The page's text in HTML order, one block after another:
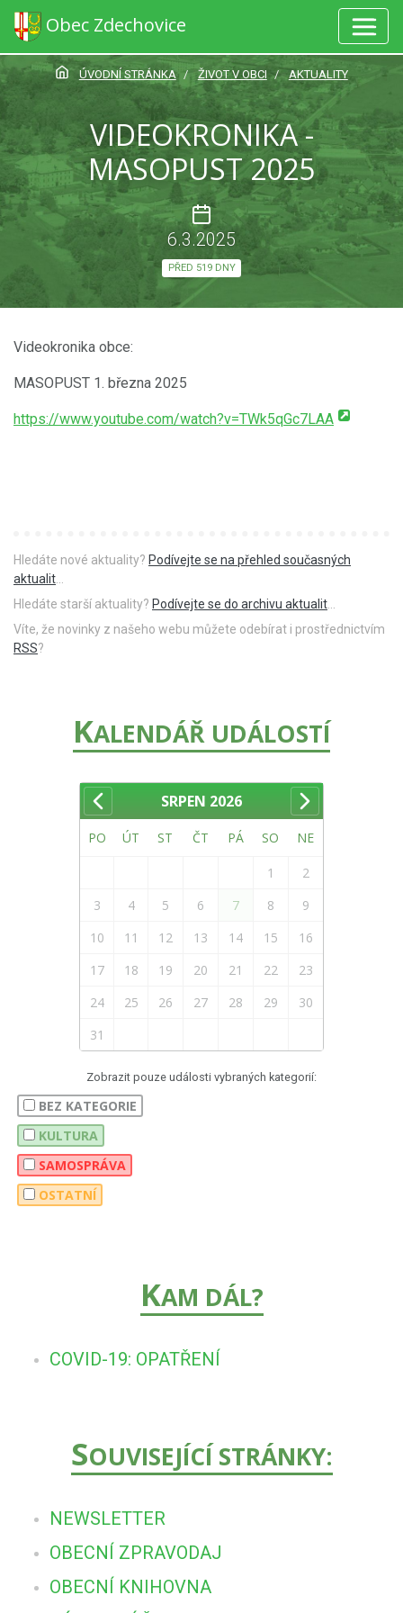
Obec Zdechovice
ÚVODNÍ STRÁNKA ŽIVOT V OBCI AKTUALITY
VIDEOKRONIKA -
MASOPUST 2025
6.3.2025
PŘED 519 DNY
Videokronika obce:
MASOPUST 1. března 2025
https://www.youtube.com/watch?v=TWk5qGc7LAA
Hledáte nové aktuality? Podívejte se na přehled současných
aktualit
Hledáte starší aktuality? Podívejte se do archivu aktualit
Víte, že novinky z našeho webu můžete odebírat i prostřednictvím
RSS?
KALENDÁŘ UDÁLOSTÍ
SRPEN 2026
PO ÚT ST ČT PÁ SO NE
1
2
3
4 5 6 7 8
9
10
11 12 13 14 15
16
17
18 19 20 21 22
23
24
25 26 27 28 29
30
31
Zobrazit pouze události vybraných kategorií:
BEZ KATEGORIE
KULTURA
SAMOSPRÁVA
OSTATNÍ
KAM DÁL?
COVID-19: OPATŘENÍ
SOUVISEJÍCÍ STRÁNKY:
NEWSLETTER
OBECNÍ ZPRAVODAJ
OBECNÍ KNIHOVNA